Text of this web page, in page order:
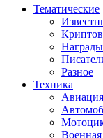
Тематические
Награды
Разное
Техника
Авиация
Военная